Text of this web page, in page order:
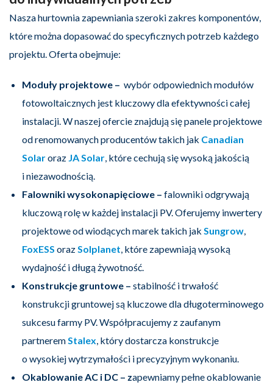
Nasza hurtownia zapewniania szeroki zakres komponentów,
które można dopasować do specyficznych potrzeb każdego
projektu. Oferta obejmuje:
Moduły projektowe – wybór odpowiednich modułów
fotowoltaicznych jest kluczowy dla efektywności całej
instalacji. W naszej ofercie znajdują się panele projektowe
od renomowanych producentów takich jak Canadian
Solaroraz JA Solar, które cechują się wysoką jakością
i niezawodnością.
Falowniki wysokonapięciowe – falowniki odgrywają
kluczową rolę w każdej instalacji PV. Oferujemy inwertery
projektowe od wiodących marek takich jak Sungrow,
FoxESS oraz Solplanet , które zapewniają wysoką
wydajność i długą żywotność.
Konstrukcje gruntowe – stabilność i trwałość
konstrukcji gruntowejsą kluczowe dla długoterminowego
sukcesu farmy PV. Współpracujemy z zaufanym
partnerem Stalex , który dostarcza konstrukcje
o wysokiej wytrzymałości i precyzyjnym wykonaniu.
Okablowanie AC i DC – zapewniamy pełne okablowanie